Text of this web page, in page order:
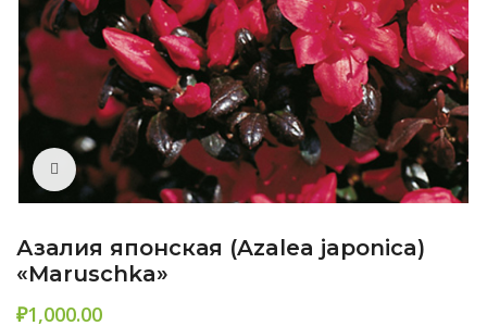
Нажмите, чтобы увеличить
Азалия японская (Azalea japonica)
«Maruschka»
₽